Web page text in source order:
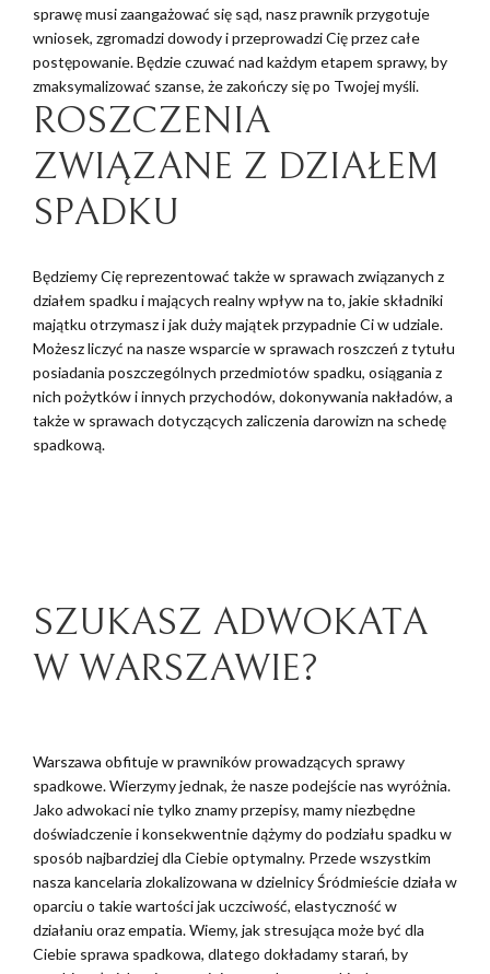
sprawę musi zaangażować się sąd, nasz prawnik przygotuje
wniosek, zgromadzi dowody i przeprowadzi Cię przez całe
postępowanie. Będzie czuwać nad każdym etapem sprawy, by
zmaksymalizować szanse, że zakończy się po Twojej myśli.
ROSZCZENIA
ZWIĄZANE Z DZIAŁEM
SPADKU
Będziemy Cię reprezentować także w sprawach związanych z
działem spadku i mających realny wpływ na to, jakie składniki
majątku otrzymasz i jak duży majątek przypadnie Ci w udziale.
Możesz liczyć na nasze wsparcie w sprawach roszczeń z tytułu
posiadania poszczególnych przedmiotów spadku, osiągania z
nich pożytków i innych przychodów, dokonywania nakładów, a
także w sprawach dotyczących zaliczenia darowizn na schedę
spadkową.
SZUKASZ ADWOKATA
W WARSZAWIE?
Warszawa obfituje w prawników prowadzących sprawy
spadkowe. Wierzymy jednak, że nasze podejście nas wyróżnia.
Jako adwokaci nie tylko znamy przepisy, mamy niezbędne
doświadczenie i konsekwentnie dążymy do podziału spadku w
sposób najbardziej dla Ciebie optymalny. Przede wszystkim
nasza kancelaria zlokalizowana w dzielnicy Śródmieście działa w
oparciu o takie wartości jak uczciwość, elastyczność w
działaniu oraz empatia. Wiemy, jak stresująca może być dla
Ciebie sprawa spadkowa, dlatego dokładamy starań, by